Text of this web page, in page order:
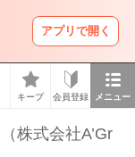
アプリで開く
キープ 会員登録 メニュー
（株式会社A’Gr